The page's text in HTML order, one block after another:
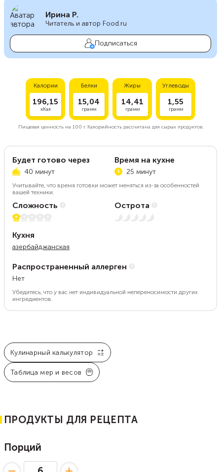
Ирина Р.
Читатель и автор Food.ru
Подписаться
Калории
196,15
кКал
Белки
15,04
грамм
Жиры
14,41
грамм
Углеводы
1,55
грамм
Пищевая ценность на 100 г.Калорийность рассчитана для сырых продуктов.
Будет готово через
40 минут
Время на кухне
25 минут
Учитывайте, что время готовки может меняться из-за особенностей
вашей техники.
Сложность
1 из 5
Острота
Нет остроты
Кухня
азербайджанская
Распространенный аллерген
Нет
Убедитесь, что у вас нет индивидуальной непереносимости других
ингредиентов.
Кулинарный калькулятор
Таблица мер и весов
ПРОДУКТЫ ДЛЯ РЕЦЕПТА
Порций